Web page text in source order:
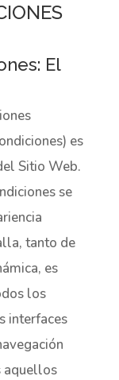
El
es
Sitio Web.
se
tanto de
es
los
interfaces
aquellos